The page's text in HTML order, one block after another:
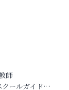
師
クールガイド…